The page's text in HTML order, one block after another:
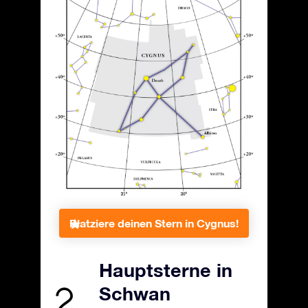
Platziere deinen Stern in Cygnus!
Hauptsterne in
Schwan